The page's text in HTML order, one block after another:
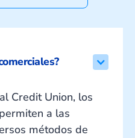
Credit Union, los
a las
métodos de